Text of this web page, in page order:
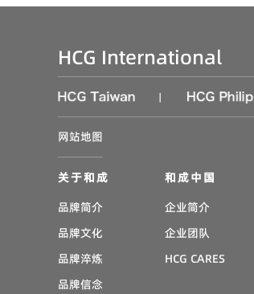
HCG International
|
网站地图
关于和成
品牌简介
品牌文化
品牌淬炼
品牌信念
和成中国
企业简介
企业团队
HCG CARES